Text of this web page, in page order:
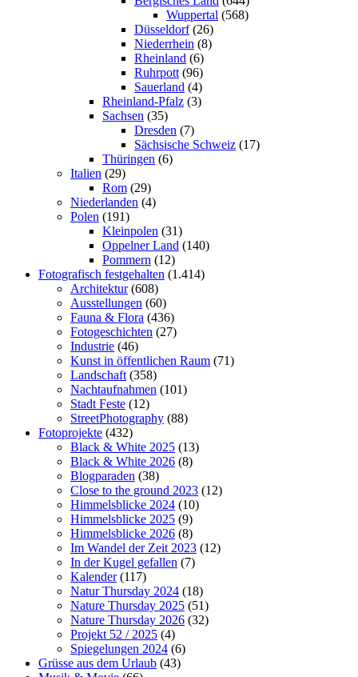
Wuppertal (568)
Düsseldorf(26)
Niederrhein (8)
Rheinland (6)
Ruhrpott (96)
Sauerland (4)
Rheinland-Pfalz (3)
Sachsen (35)
Dresden (7)
Sächsische Schweiz (17)
Thüringen (6)
Italien (29)
Rom (29)
Niederlanden (4)
Polen (191)
Kleinpolen (31)
Oppelner Land (140)
Pommern (12)
Fotografisch festgehalten (1.414)
Architektur(608)
Ausstellungen (60)
Fauna & Flora (436)
Fotogeschichten (27)
Industrie (46)
Kunst in öffentlichen Raum (71)
Landschaft (358)
Nachtaufnahmen (101)
Stadt Feste (12)
StreetPhotography (88)
Fotoprojekte (432)
Black & White 2025 (13)
Black & White 2026 (8)
Blogparaden (38)
Close to the ground 2023 (12)
Himmelsblicke 2024 (10)
Himmelsblicke 2025 (9)
Himmelsblicke 2026 (8)
Im Wandel der Zeit 2023 (12)
In der Kugel gefallen (7)
Kalender(117)
Natur Thursday 2024 (18)
Nature Thursday 2025 (51)
Nature Thursday 2026 (32)
Projekt 52 / 2025 (4)
Spiegelungen 2024 (6)
Grüsse aus dem Urlaub (43)